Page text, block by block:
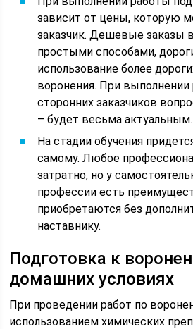
зависит от цены, которую
заказчик. Дешевые заказы
простыми способами,
использование более
воронения. При выполнении
сторонних заказчиков
– будет весьма актуальным.
На стадии обучения
самому. Любое
затратно, но у
профессии есть
приобретаются без
наставнику.
Подготовка к
домашних условиях
При проведении работ по
использованием химических